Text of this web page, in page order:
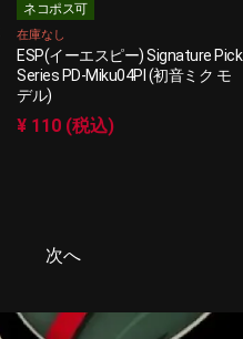
ネコポス可
在庫なし
ESP(イーエスピー) Signature Pick
Series PD-Miku04PI (初音ミク モ
デル)
¥ 110 (税込)
次へ